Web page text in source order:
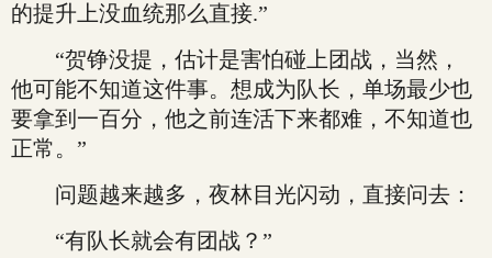
的提升上没血统那么直接.”
“贺铮没提，估计是害怕碰上团战，当然，
他可能不知道这件事。想成为队长，单场最少也
要拿到一百分，他之前连活下来都难，不知道也
正常。”
问题越来越多，夜林目光闪动，直接问去：
“有队长就会有团战？”